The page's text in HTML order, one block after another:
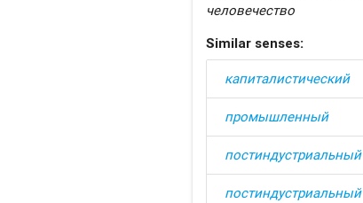
человечество
Similar senses:
капиталистический
промышленный
постиндустриальный
постиндустриальный